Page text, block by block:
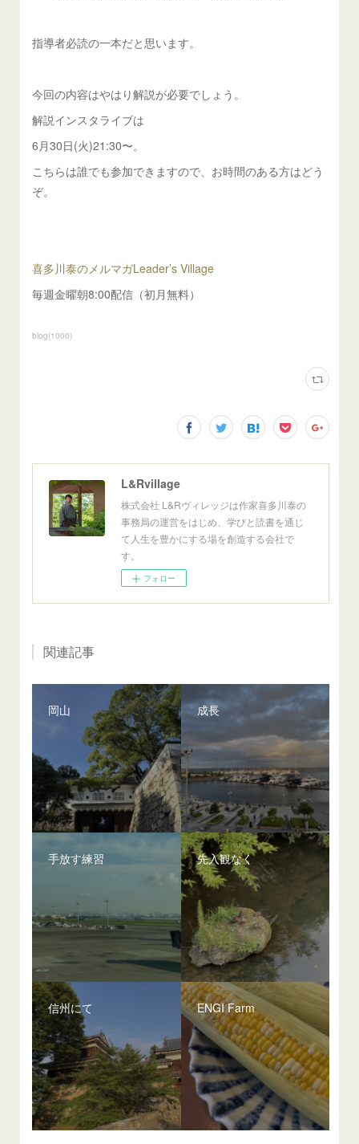
指導者必読の一本だと思います。
今回の内容はやはり解説が必要でしょう。
解説インスタライブは
6月30日(火)21:30〜。
こちらは誰でも参加できますので、お時間のある方はどう
ぞ。
喜多川泰のメルマガLeader’s Village
毎週金曜朝8:00配信（初月無料）
blog(1000)
L&Rvillage
株式会社 L&Rヴィレッジは作家喜多川泰の
事務局の運営をはじめ、学びと読書を通じ
て人生を豊かにする場を創造する会社で
す。
フォロー
関連記事
岡山 成長
手放す練習 先入観なく
信州にて ENGI Farm